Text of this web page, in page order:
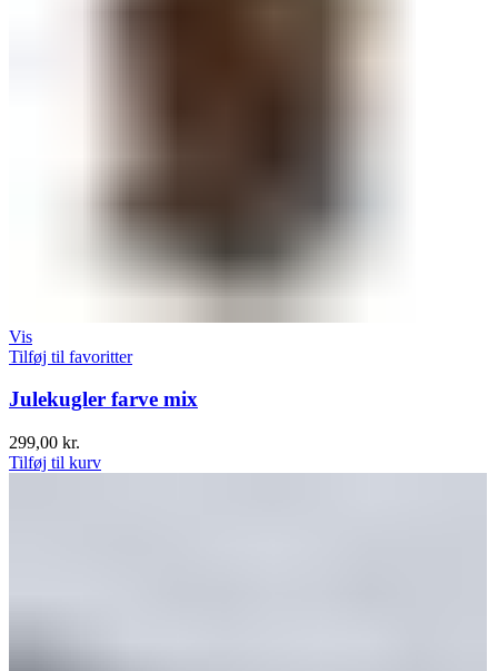
Vis
Tilføj til favoritter
Julekugler farve mix
299,00 kr.
Tilføj til kurv